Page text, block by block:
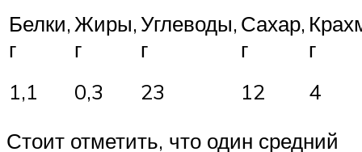
Белки,
г
Жиры,
г
Углеводы,
г
Сахар,
г
г
1,1
0,3 23 12
4
Стоит отметить, что один средний